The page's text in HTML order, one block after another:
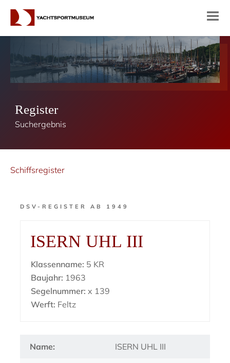
Register
Suchergebnis
Schiffsregister
DSV-REGISTER AB 1949
ISERN UHL III
Klassenname: 5 KR
Baujahr: 1963
Segelnummer: x 139
Werft: Feltz
Name: ISERN UHL III